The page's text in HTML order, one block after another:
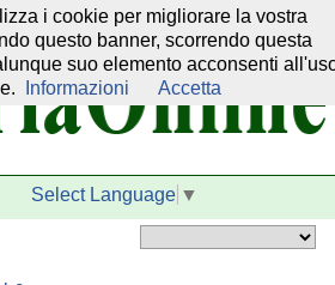
network:
Select Language ▼
i cookie per migliorare la vostra
questo banner, scorrendo questa
suo elemento acconsenti
Informazioni Accetta